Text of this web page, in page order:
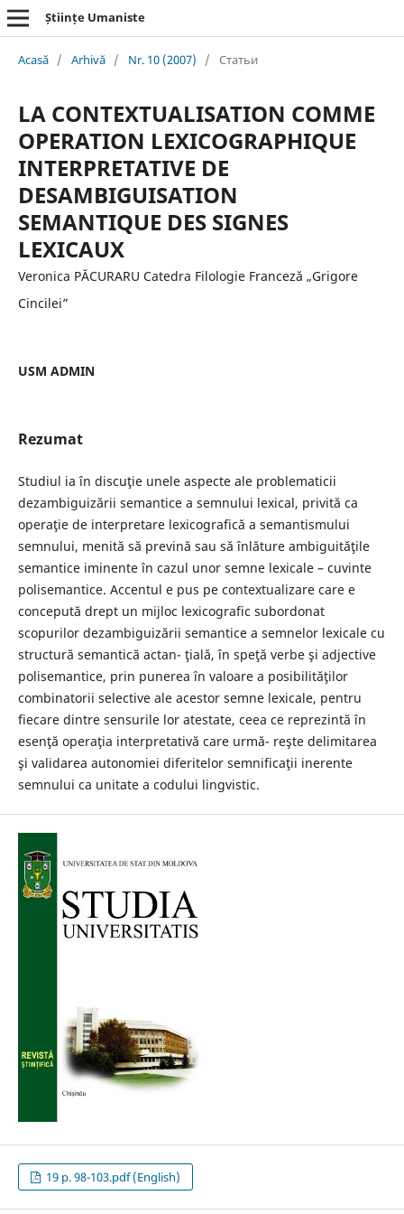
Științe Umaniste
Acasă / Arhivă / Nr. 10 (2007) / Статьи
LA CONTEXTUALISATION COMME
OPERATION LEXICOGRAPHIQUE
INTERPRETATIVE DE
DESAMBIGUISATION
SEMANTIQUE DES SIGNES
LEXICAUX
Veronica PĂCURARU Catedra Filologie Franceză „Grigore
Cincilei”
USM ADMIN
Rezumat
Studiul ia în discuţie unele aspecte ale problematicii
dezambiguizării semantice a semnului lexical, privită ca
operaţie de interpretare lexicografică a semantismului
semnului, menită să prevină sau să înlăture ambiguităţile
semantice iminente în cazul unor semne lexicale – cuvinte
polisemantice. Accentul e pus pe contextualizare care e
concepută drept un mijloc lexicografic subordonat
scopurilor dezambiguizării semantice a semnelor lexicale cu
structură semantică actan- ţială, în speţă verbe şi adjective
polisemantice, prin punerea în valoare a posibilităţilor
combinatorii selective ale acestor semne lexicale, pentru
fiecare dintre sensurile lor atestate, ceea ce reprezintă în
esenţă operaţia interpretativă care urmă- reşte delimitarea
şi validarea autonomiei diferitelor semnificaţii inerente
semnului ca unitate a codului lingvistic.
19 p. 98-103.pdf (English)